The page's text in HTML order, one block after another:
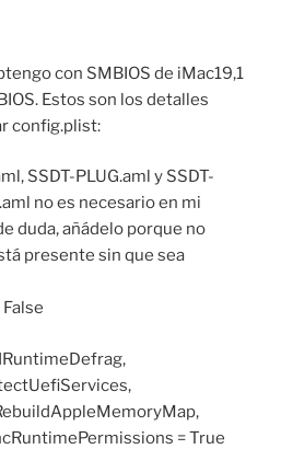
con SMBIOS de iMac19,1
Estos son los detalles
config.plist:
SSDT-PLUG.aml y SSDT-
no es necesario en mi
duda, añádelo porque no
presente sin que sea
= True